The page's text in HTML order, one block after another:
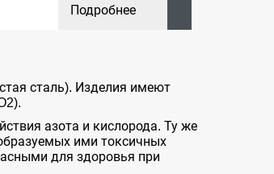
Подробнее
сталь). Изделия имеют
азота и кислорода. Ту же
ими токсичных
для здоровья при